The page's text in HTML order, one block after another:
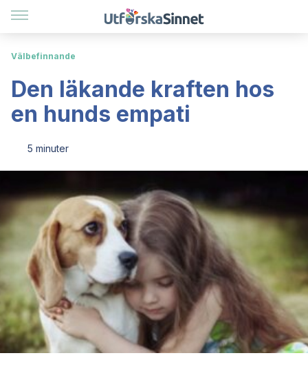
Välbefinnande
Den läkande kraften hos
en hunds empati
5 minuter